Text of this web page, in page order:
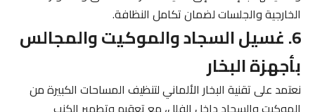
الخارجية والجلسات لضمان تكامل النظافة.
6. غسيل السجاد والموكيت والمجالس
بأجهزة البخار
نعتمد على تقنية البخار الألماني لتنظيف المساحات الكبيرة من